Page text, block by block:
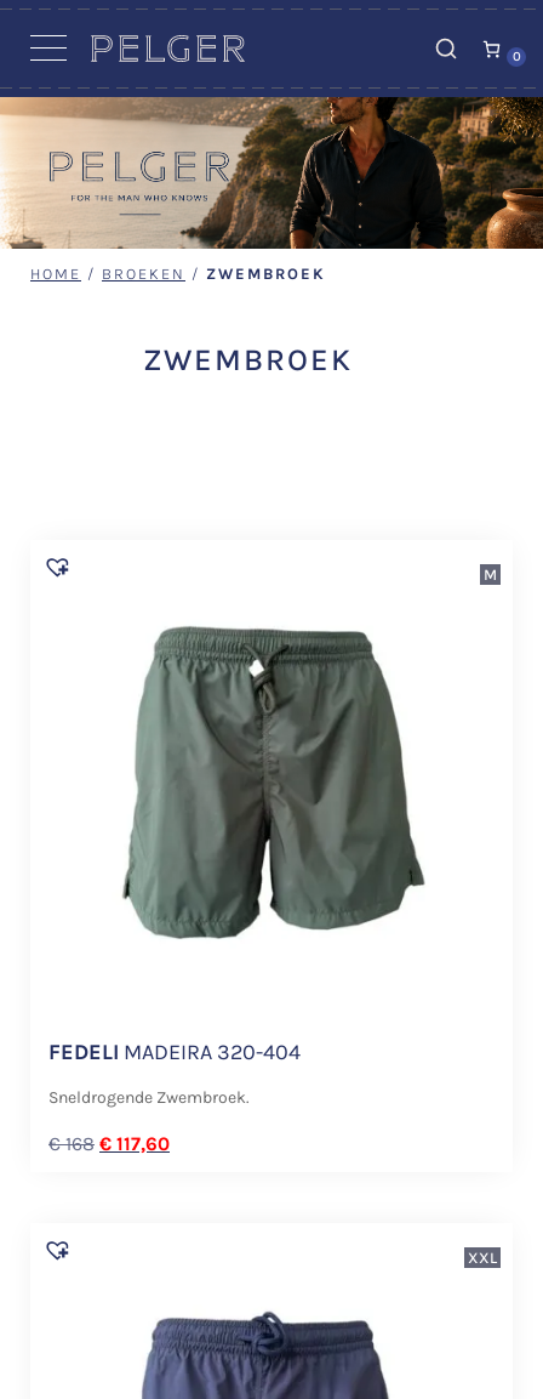
0
HOME / BROEKEN / ZWEMBROEK
ZWEMBROEK
FEDELI MADEIRA 320-404
Sneldrogende Zwembroek.
€168 € 117,60
M
XXL